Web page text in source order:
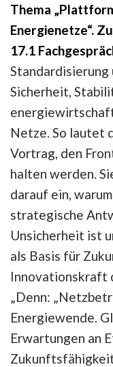
Thema
Energienetze“.
17.1
Sicherheit,
Netze. So lautet
Vortrag, den
halten werden.
darauf ein,
strategische
Unsicherheit ist
als Basis für
Innovationskraft
„Denn:
Energiewende.
Erwartungen an